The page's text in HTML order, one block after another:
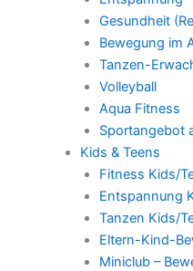
Gesundheit
Bewegung im
Tanzen-
Volleyball
Aqua Fitness
Sportangebot
Kids & Teens
Fitness Kids/
Entspannung
Tanzen Kids/
Eltern-Kind-
Miniclub –